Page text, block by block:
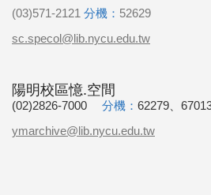
(03)571-2121 分機： 52629
sc.specol@lib.nycu.edu.tw
陽明校區憶.空間
(02)2826-7000 分機： 62279、
ymarchive@lib.nycu.edu.tw